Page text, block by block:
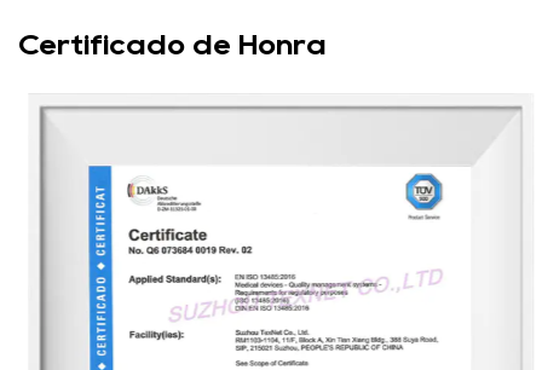
Certificado de Honra